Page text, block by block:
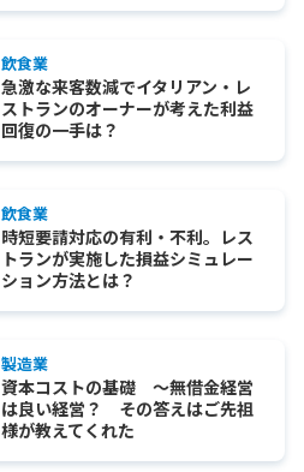
飲食業
急激な来客数減でイタリアン・レ
ストランのオーナーが考えた利益
回復の一手は？
飲食業
時短要請対応の有利・不利。レス
トランが実施した損益シミュレー
ション方法とは？
製造業
資本コストの基礎 ～無借金経営
は良い経営？ その答えはご先祖
様が教えてくれた